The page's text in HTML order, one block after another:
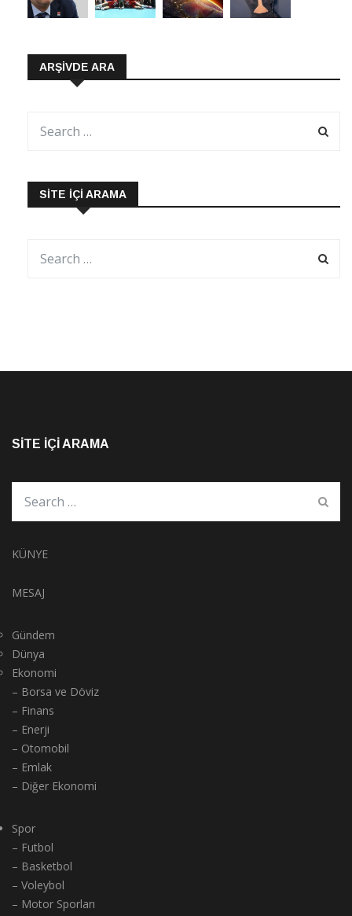
ARŞIVDE ARA
SITE İÇI ARAMA
Dünya
Ekonomi
– Borsa ve Döviz
– Finans
– Enerji
– Otomobil
– Emlak
– Diğer Ekonomi
– Futbol
– Basketbol
– Voleybol
– Motor Sporları
– Diğer Spor